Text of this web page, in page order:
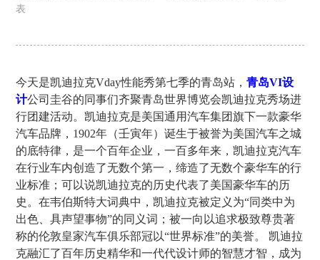
表
今天是凯迪拉克Vday性能秀第七季的青岛站，青岛VI设
计公司圭谷的同事们齐聚青岛世界博览会凯迪拉克秀场进
行团建活动。凯迪拉克是美国通用汽车集团旗下一款豪华
汽车品牌，1902年（壬寅年）诞生于被誉为美国汽车之城
的底特律，是一个百年企业，一百多年来，凯迪拉克汽车
在行业车内创造了无数个第一，缔造了无数个豪华车的行
业标准；可以说凯迪拉克的历史代表了美国豪华车的历
史。在韦伯斯特大词典中，凯迪拉克被定义为“同类中为
出色、具声望事物”的同义词；被一向以追求极致尊贵著
称的伦敦皇家汽车俱乐部冠以“世界标准”的美誉。 凯迪拉
克融汇了百年历史精华和一代代设计师的智慧才智，成为